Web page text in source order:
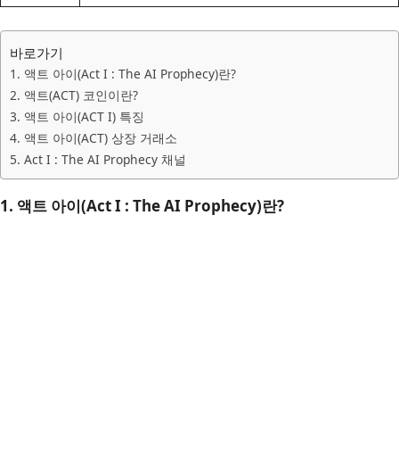
바로가기
1. 액트 아이(Act I : The AI Prophecy)란?
2. 액트(ACT) 코인이란?
3. 액트 아이(ACT I) 특징
4. 액트 아이(ACT) 상장 거래소
5. Act I : The AI Prophecy 채널
1. 액트 아이(Act I : The AI Prophecy)란?